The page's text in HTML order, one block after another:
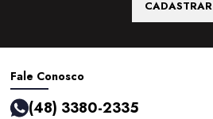
CADASTRAR
Fale Conosco
(48) 3380-2335